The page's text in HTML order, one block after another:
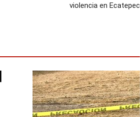
violencia en Ecatepec